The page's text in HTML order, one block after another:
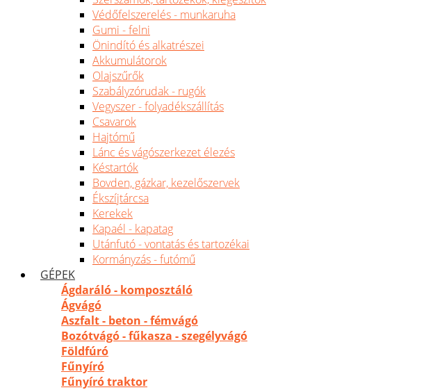
Védőfelszerelés - munkaruha
Gumi - felni
Önindító és alkatrészei
Akkumulátorok
Olajszűrők
Szabályzórudak - rugók
Vegyszer - folyadékszállítás
Csavarok
Hajtómű
Lánc és vágószerkezet élezés
Késtartók
Bovden, gázkar, kezelőszervek
Ékszíjtárcsa
Kerekek
Kapaél - kapatag
Utánfutó - vontatás és tartozékai
Kormányzás - futómű
GÉPEK
Ágdaráló - komposztáló
Ágvágó
Aszfalt - beton - fémvágó
Bozótvágó - fűkasza - szegélyvágó
Földfúró
Fűnyíró
Fűnyíró traktor